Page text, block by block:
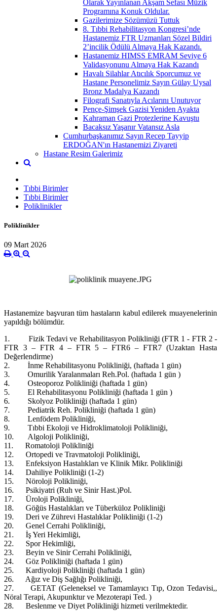
Olarak Yayınlanan Akşam Sefası Müzik
Programına Konuk Oldular.
Gazilerimize Sözümüzü Tuttuk
8. Tıbbi Rehabilitasyon Kongresi’nde
Hastanemiz FTR Uzmanları Sözel Bildiri
2’incilik Ödülü Almaya Hak Kazandı.
Hastanemiz HIMSS EMRAM Seviye 6
Validasyonunu Almaya Hak Kazandı
Havalı Silahlar Atıcılık Sporcumuz ve
Hastane Personelimiz Sayın Gülay Uysal
Bronz Madalya Kazandı
Filografi Sanatıyla Acılarını Unutuyor
Pençe-Şimşek Gazisi Yeniden Ayakta
Kahraman Gazi Protezlerine Kavuştu
Bacaksız Yaşanır Vatansız Asla
Cumhurbaşkanımız Sayın Recep Tayyip
ERDOĞAN'ın Hastanemizi Ziyareti
Hastane Resim Galerimiz
Tıbbi Birimler
Tıbbi Birimler
Poliklinikler
Poliklinikler
09 Mart 2026
Hastanemize başvuran tüm hastaların kabul edilerek muayenelerinin
yapıldığı bölümdür.
1. Fizik Tedavi ve Rehabilitasyon Polikliniği (FTR 1 - FTR 2 -
FTR 3 – FTR 4 – FTR 5 – FTR6 – FTR7 (Uzaktan Hasta
Değerlendirme)
2. İnme Rehabilitasyonu Polikliniği, (haftada 1 gün)
3. Omurilik Yaralanmaları Reh.Pol. (haftada 1 gün )
4. Osteoporoz Polikliniği (haftada 1 gün)
5. El Rehabilitasyonu Polikliniği (haftada 1 gün )
6. Skolyoz Polikliniği (haftada 1 gün)
7. Pediatrik Reh. Polikliniği (haftada 1 gün)
8. Lenfödem Polikliniği,
9. Tıbbi Ekoloji ve Hidroklimatoloji Polikliniği,
10. Algoloji Polikliniği,
11. Romatoloji Polikliniği
12. Ortopedi ve Travmatoloji Polikliniği,
13. Enfeksiyon Hastalıkları ve Klinik Mikr. Polikliniği
14. Dahiliye Polikliniği (1-2)
15. Nöroloji Polikliniği,
16. Psikiyatri (Ruh ve Sinir Hast.)Pol.
17. Üroloji Polikliniği,
18. Göğüs Hastalıkları ve Tüberküloz Polikliniği
19. Deri ve Zührevi Hastalıklar Polikliniği (1-2)
20. Genel Cerrahi Polikliniği,
21. İş Yeri Hekimliği,
22. Spor Hekimliği,
23. Beyin ve Sinir Cerrahi Polikliniği,
24. Göz Polikliniği (haftada 1 gün)
25. Kardiyoloji Polikliniği (haftada 1 gün)
26. Ağız ve Diş Sağlığı Polikliniği,
27. GETAT (Geleneksel ve Tamamlayıcı Tıp, Ozon Tedavisi,,
Nöral Terapi, Akupunktur ve Mezoterapi Ted. )
28. Beslenme ve Diyet Polikliniği hizmeti verilmektedir.